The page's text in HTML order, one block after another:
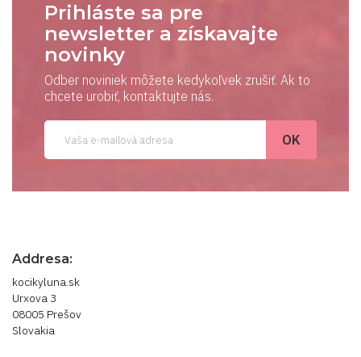
Prihláste sa pre
newsletter a získavajte
novinky
Odber noviniek môžete kedykoľvek zrušiť. Ak to
chcete urobiť, kontaktujte nás.
Addresa:
kocikyluna.sk
Urxova 3
08005 Prešov
Slovakia